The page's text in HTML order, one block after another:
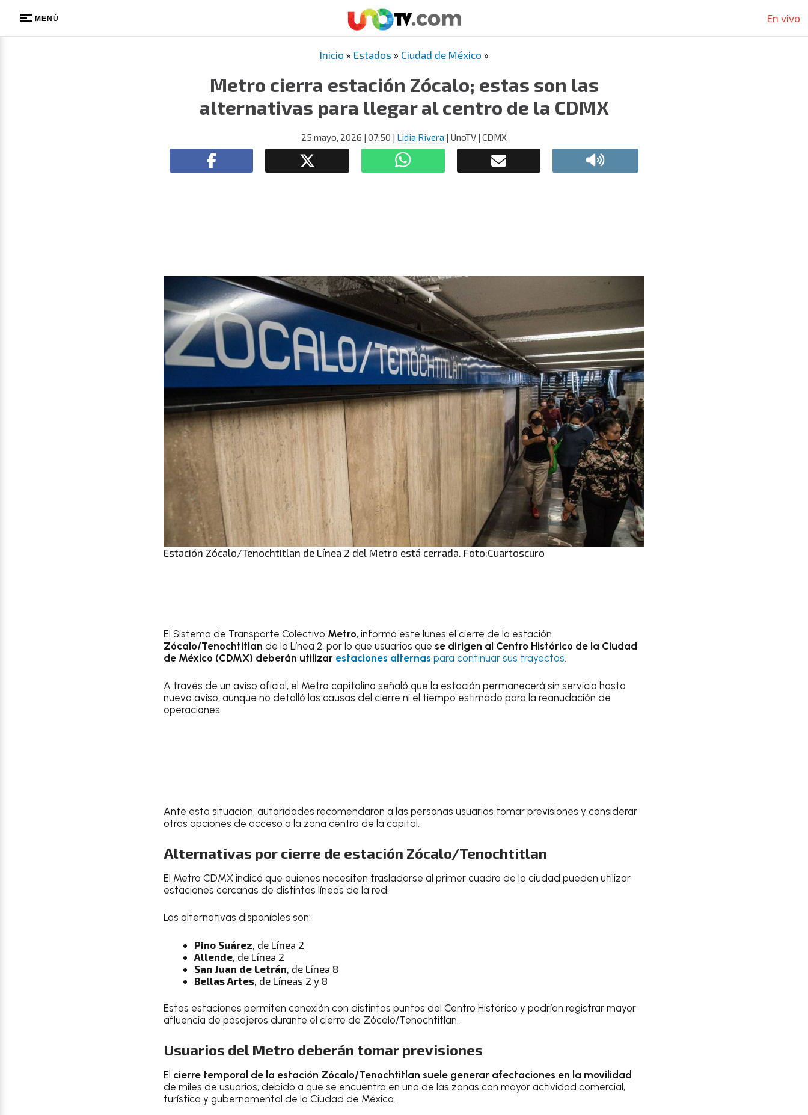
MENÚ En vivo
Inicio » Estados » Ciudad de México »
Metro cierra estación Zócalo; estas son las
alternativas para llegar al centro de la CDMX
25 mayo, 2026 | 07:50 | Lidia Rivera | UnoTV | CDMX
Estación Zócalo/Tenochtitlan de Línea 2 del Metro está cerrada. Foto:Cuartoscuro
El Sistema de Transporte Colectivo Metro, informó este lunes el cierre de la estación
Zócalo/Tenochtitlan de la Línea 2, por lo que usuarios que se dirigen al Centro Histórico de la Ciudad
de México (CDMX) deberán utilizar estaciones alternas para continuar sus trayectos.
A través de un aviso oficial, el Metro capitalino señaló que la estación permanecerá sin servicio hasta
nuevo aviso, aunque no detalló las causas del cierre ni el tiempo estimado para la reanudación de
operaciones.
Ante esta situación, autoridades recomendaron a las personas usuarias tomar previsiones y considerar
otras opciones de acceso a la zona centro de la capital.
Alternativas por cierre de estación Zócalo/Tenochtitlan
El Metro CDMX indicó que quienes necesiten trasladarse al primer cuadro de la ciudad pueden utilizar
estaciones cercanas de distintas líneas de la red.
Las alternativas disponibles son:
Pino Suárez , de Línea 2
Allende , de Línea 2
San Juan de Letrán , de Línea 8
Bellas Artes , de Líneas 2 y 8
Estas estaciones permiten conexión con distintos puntos del Centro Histórico y podrían registrar mayor
afluencia de pasajeros durante el cierre de Zócalo/Tenochtitlan.
Usuarios del Metro deberán tomar previsiones
El cierre temporal de la estación Zócalo/Tenochtitlan suele generar afectaciones en la movilidad
de miles de usuarios, debido a que se encuentra en una de las zonas con mayor actividad comercial,
turística y gubernamental de la Ciudad de México.